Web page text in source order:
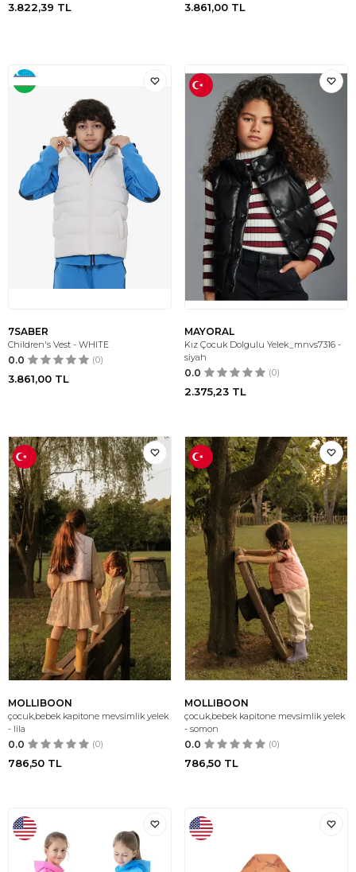
3.822,39 TL 3.861,00 TL
7SABER
Children's Vest - WHITE
0.0 (0)
3.861,00 TL
MAYORAL
Kız Çocuk Dolgulu Yelek_mnvs7316 -
siyah
0.0 (0)
2.375,23 TL
MOLLIBOON
çocuk,bebek kapitone mevsimlik yelek
- lila
0.0 (0)
786,50 TL
MOLLIBOON
çocuk,bebek kapitone mevsimlik yelek
- somon
0.0 (0)
786,50 TL